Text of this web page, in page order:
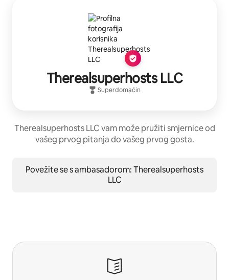
Therealsuperhosts LLC
Superdomaćin
Therealsuperhosts LLC vam može pružiti smjernice od
vašeg prvog pitanja do vašeg prvog gosta.
Povežite se s ambasadorom: Therealsuperhosts
LLC